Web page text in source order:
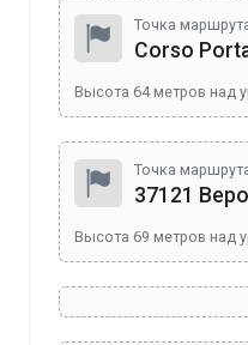
Точка
Corso
Высота 64метров над
Точка
37121
Высота 69 метров над